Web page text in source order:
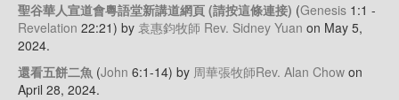
聖谷華人宣道會粵語堂新講道網頁 (請按這條連接) (Genesis 1:1 -
Revelation 22:21) by 袁惠鈞牧師 Rev. Sidney Yuan on May 5,
2024.
還看五餅二魚 (John 6:1-14) by 周華張牧師Rev. Alan Chow on
April 28, 2024.